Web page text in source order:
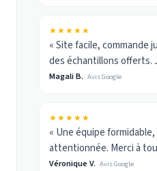
★★★★★
« Site facile, commande
des échantillons offerts.
Magali B. Avis Google
★★★★★
« Une équipe
attentionnée. Merci à
Véronique V. Avis Google